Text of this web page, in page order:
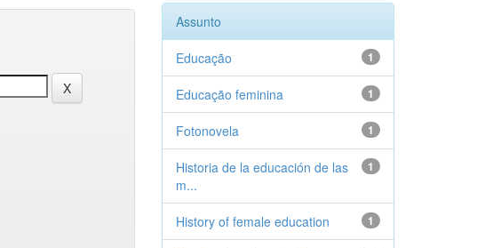
Assunto
1
Educação
1
Educação feminina
1
Fotonovela
1
Historia de la educación de las
m...
1
History of female education